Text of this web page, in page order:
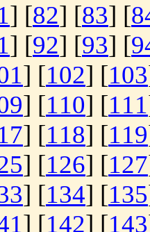
] [82] [83] [
] [92] [93] [
] [102] [103
] [110] [111
] [118] [119
] [126] [127
] [134] [135
] [142] [143